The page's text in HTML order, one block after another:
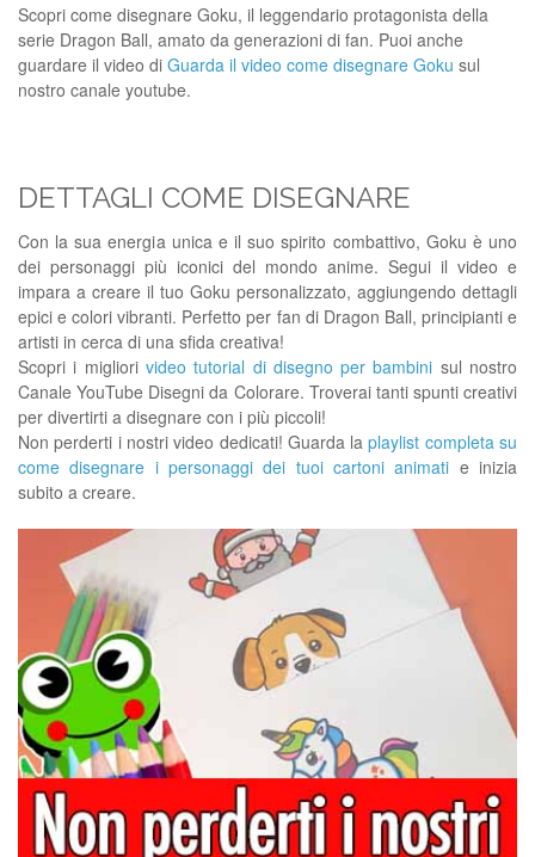
Scopri come disegnare Goku, il leggendario protagonista della
serie Dragon Ball, amato da generazioni di fan. Puoi anche
guardare il video di Guarda il video come disegnare Goku sul
nostro canale youtube.
DETTAGLI COME DISEGNARE
Con la sua energia unica e il suo spirito combattivo, Goku è uno
dei personaggi più iconici del mondo anime. Segui il video e
impara a creare il tuo Goku personalizzato, aggiungendo dettagli
epici e colori vibranti. Perfetto per fan di Dragon Ball, principianti e
artisti in cerca di una sfida creativa!
Scopri i migliori video tutorial di disegno per bambini sul nostro
Canale YouTube Disegni da Colorare. Troverai tanti spunti creativi
per divertirti a disegnare con i più piccoli!
Non perderti i nostri video dedicati! Guarda laplaylist completa su
come disegnare i personaggi dei tuoi cartoni animati e inizia
subito a creare.